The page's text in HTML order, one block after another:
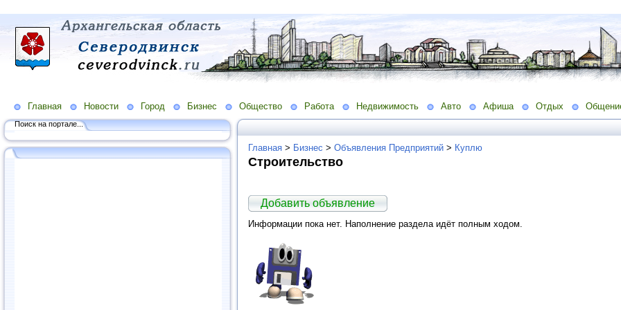
Главная Новости Город Бизнес Общество Работа Недвижимость Авто Афиша Отдых
Поиск на портале...
Главная > Бизнес > Объявления Предприятий > Куплю
Строительство
Добавить объявление
Информации пока нет. Наполнение раздела идёт полным ходом.